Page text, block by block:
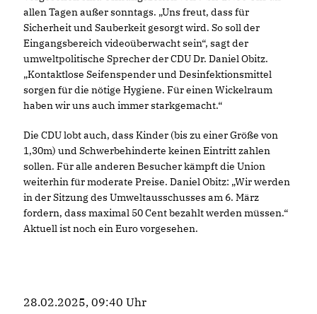
allen Tagen außer sonntags. „Uns freut, dass für
Sicherheit und Sauberkeit gesorgt wird. So soll der
Eingangsbereich videoüberwacht sein“, sagt der
umweltpolitische Sprecher der CDU Dr. Daniel Obitz.
Kontaktlose Seifenspender und Desinfektionsmittel
sorgen für die nötige Hygiene. Für einen Wickelraum
haben wir uns auch immer starkgemacht.“
Die CDU lobt auch, dass Kinder (bis zu einer Größe von
1,30m) und Schwerbehinderte keinen Eintritt zahlen
sollen. Für alle anderen Besucher kämpft die Union
weiterhin für moderate Preise. Daniel Obitz: „Wir werden
in der Sitzung des Umweltausschusses am 6. März
fordern, dass maximal 50 Cent bezahlt werden müssen.“
Aktuell ist noch ein Euro vorgesehen.
28.02.2025, 09:40 Uhr